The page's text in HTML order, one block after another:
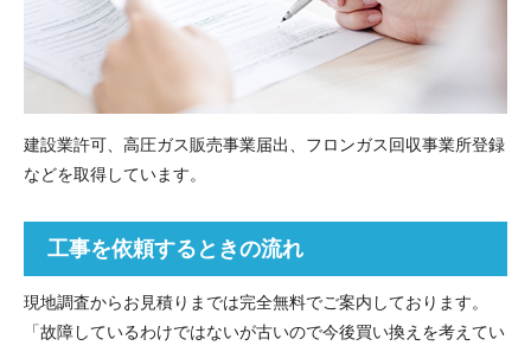
建設業許可、高圧ガス販売事業届出、フロンガス回収事業所登録
などを取得しています。
工事を依頼するときの流れ
現地調査からお見積りまでは完全無料でご案内しております。
「故障しているわけではないが古いので今後買い換えを考えてい